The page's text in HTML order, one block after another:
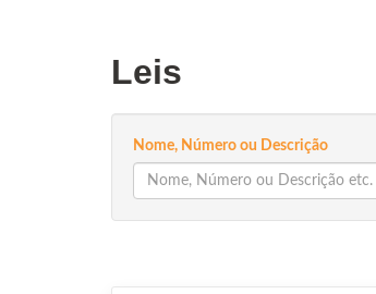
Leis
Nome, Número ou Descrição